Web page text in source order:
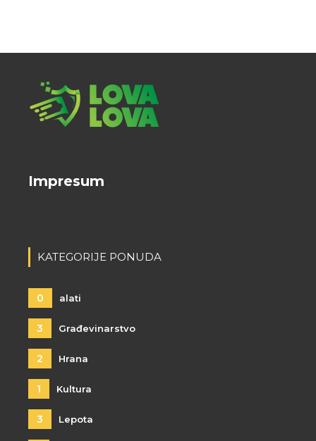
Impresum
KATEGORIJE PONUDA
0 alati
3 Građevinarstvo
2 Hrana
1 Kultura
3 Lepota